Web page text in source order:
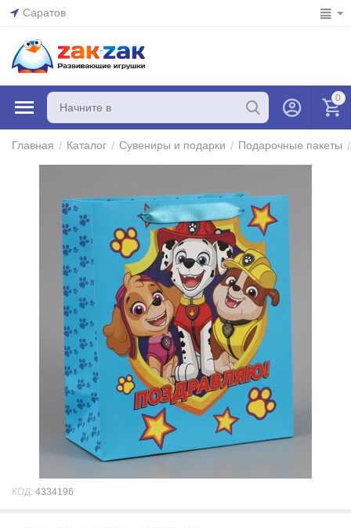
Саратов
0
Главная / Каталог / Сувениры и подарки / Подарочные пакеты /
КОД: 4334196